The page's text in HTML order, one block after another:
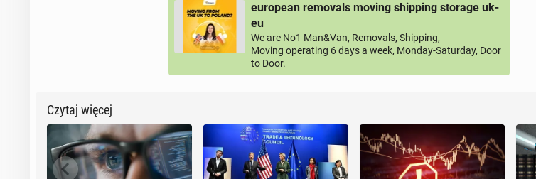
european removals moving shipping storage uk-
eu
We are No1 Man&Van, Removals, Shipping,
Moving operating 6 days a week, Monday-Saturday, Door
to Door.
Czytaj więcej